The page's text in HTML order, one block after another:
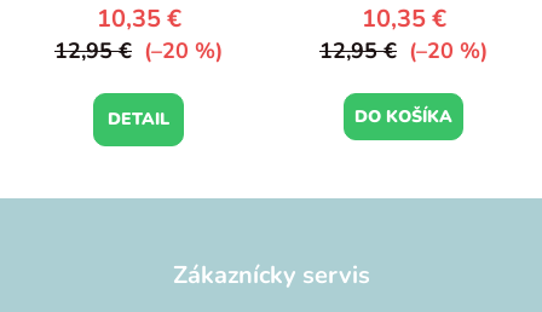
10,35 €
12,95 € (–20 %)
DETAIL
10,35 €
12,95 € (–20 %)
DO KOŠÍKA
Zákaznícky servis